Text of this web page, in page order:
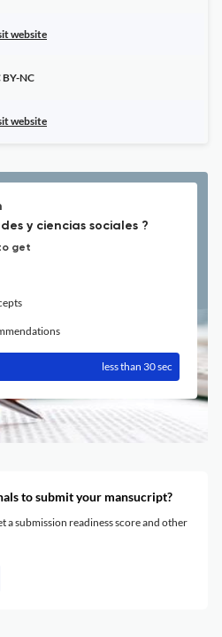
website
BY-NC
website
y ciencias sociales ?
get
less than 30 sec
to submit your mansucript?
a submission readiness score and other